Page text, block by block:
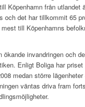
Köpenhamn från utlandet
och det har tillkommit 65
till Köpenhamns
invandringen och
Enligt Boliga har priset
medan större
väntas driva fram